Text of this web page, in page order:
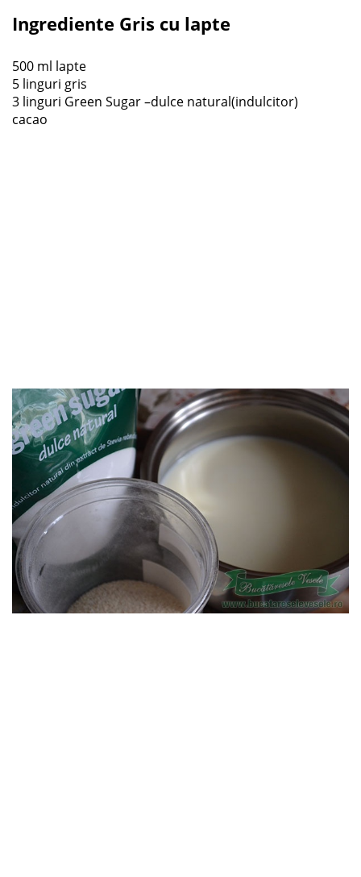
Ingrediente Gris cu lapte
500 ml lapte
5 linguri gris
3 linguri Green Sugar –dulce natural(indulcitor)
cacao